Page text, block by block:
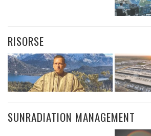
RISORSE
SUNRADIATION MANAGEMENT